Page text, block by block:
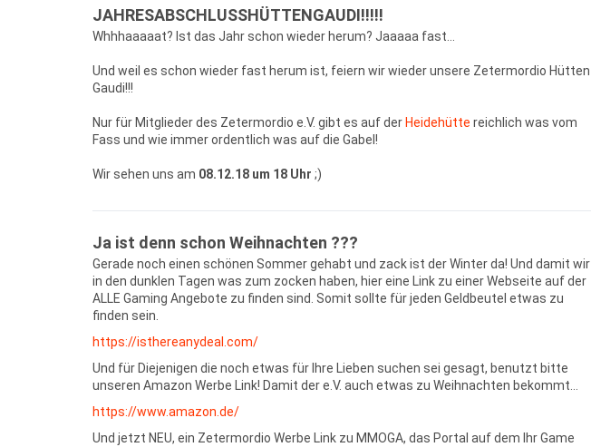
JAHRESABSCHLUSSHÜTTENGAUDI!!!!!
Whhhaaaaat? Ist das Jahr schon wieder herum? Jaaaaa fast...
Und weil es schon wieder fast herum ist, feiern wir wieder unsere Zetermordio Hütten
Gaudi!!!
Nur für Mitglieder des Zetermordio e.V. gibt es auf der Heidehütte reichlich was vom
Fass und wie immer ordentlich was auf die Gabel!
Wir sehen uns am 08.12.18 um 18 Uhr ;)
Ja ist denn schon Weihnachten ???
Gerade noch einen schönen Sommer gehabt und zack ist der Winter da! Und damit wir
in den dunklen Tagen was zum zocken haben, hier eine Link zu einer Webseite auf der
ALLE Gaming Angebote zu finden sind. Somit sollte für jeden Geldbeutel etwas zu
finden sein.
https://isthereanydeal.com/
Und für Diejenigen die noch etwas für Ihre Lieben suchen sei gesagt, benutzt bitte
unseren Amazon Werbe Link! Damit der e.V. auch etwas zu Weihnachten bekommt…
https://www.amazon.de/
Und jetzt NEU, ein Zetermordio Werbe Link zu MMOGA, das Portal auf dem Ihr Game